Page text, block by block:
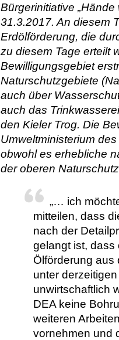
Bürgerinitiative
31.3.2017. An diesem
Erdölförderung, die
zu diesem Tage erteilt
Bewilligungsgebiet
Naturschutzgebiete
auch über
auch das
den Kieler Trog. Die
Umweltministerium
obwohl es erhebliche
der oberen
„… ich
mitteilen, dass
nach der
gelangt ist, dass
Ölförderung aus
unter
unwirtschaftlich
DEA keine
weiteren
vornehmen und